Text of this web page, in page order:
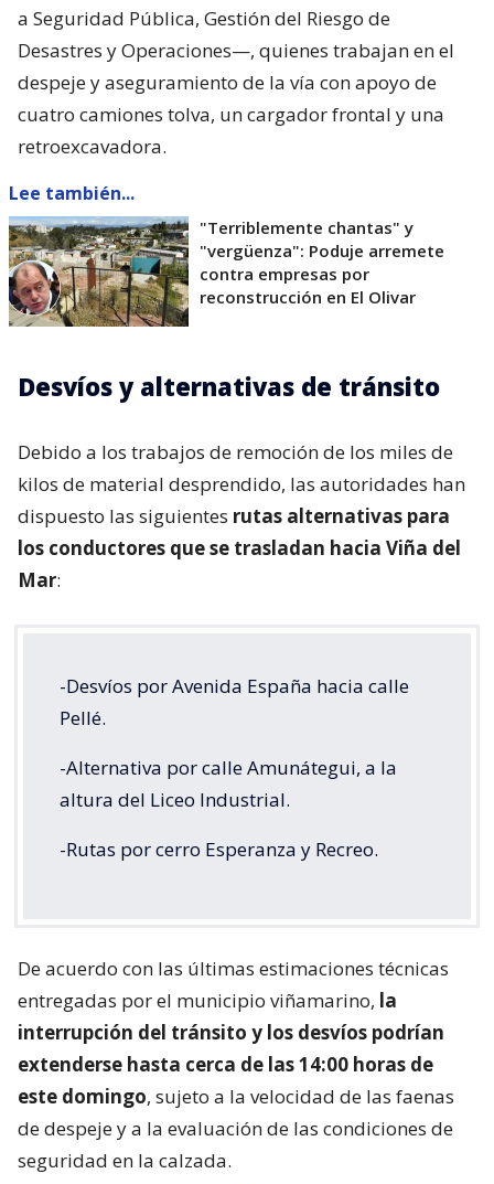
a Seguridad Pública, Gestión del Riesgo de
Desastres y Operaciones—, quienes trabajan en el
despeje y aseguramiento de la vía con apoyo de
cuatro camiones tolva, un cargador frontal y una
retroexcavadora.
Lee también...
"Terriblemente chantas" y
"vergüenza": Poduje arremete
contra empresas por
reconstrucción en El Olivar
Desvíos y alternativas de tránsito
Debido a los trabajos de remoción de los miles de
kilos de material desprendido, las autoridades han
dispuesto las siguientes rutas alternativas para
los conductores que se trasladan hacia Viña del
Mar:
-Desvíos por Avenida España hacia calle
Pellé.
-Alternativa por calle Amunátegui, a la
altura del Liceo Industrial.
-Rutas por cerro Esperanza y Recreo.
De acuerdo con las últimas estimaciones técnicas
entregadas por el municipio viñamarino, la
interrupción del tránsito y los desvíos podrían
extenderse hasta cerca de las 14:00 horas de
este domingo, sujeto a la velocidad de las faenas
de despeje y a la evaluación de las condiciones de
seguridad en la calzada.